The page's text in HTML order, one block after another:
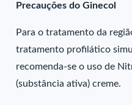
Precauções do Ginecol
Para o tratamento da
tratamento profilático
recomenda-se o uso de
(substância ativa) creme.